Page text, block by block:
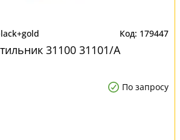
179447
31100 31101/A
По запросу